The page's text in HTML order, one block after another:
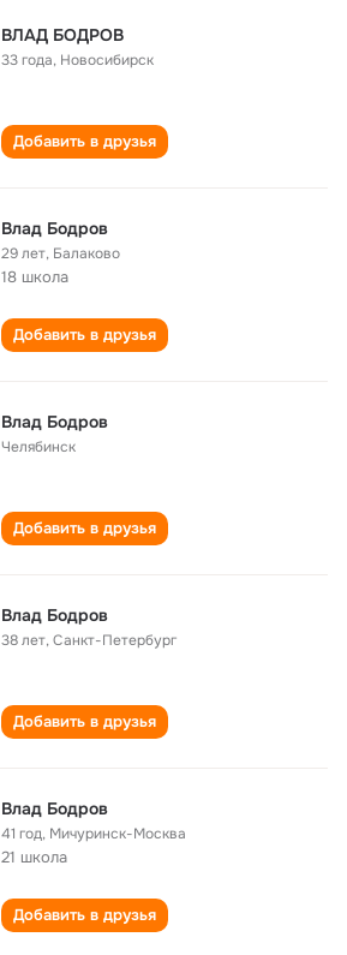
ВЛАД БОДРОВ
33 года, Новосибирск
Добавить в друзья
Влад Бодров
29 лет, Балаково
18 школа
Добавить в друзья
Влад Бодров
Челябинск
Добавить в друзья
Влад Бодров
38 лет,Санкт-Петербург
Добавить в друзья
Влад Бодров
41 год, Мичуринск-Москва
21 школа
Добавить в друзья